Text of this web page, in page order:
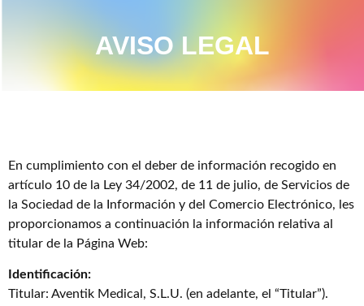
AVISO LEGAL
En cumplimiento con el deber de información recogido en
artículo 10 de la Ley 34/2002, de 11 de julio, de Servicios de
la Sociedad de la Información y del Comercio Electrónico, les
proporcionamos a continuación la información relativa al
titular de la Página Web:
Identificación:
Titular: Aventik Medical, S.L.U. (en adelante, el “Titular”).